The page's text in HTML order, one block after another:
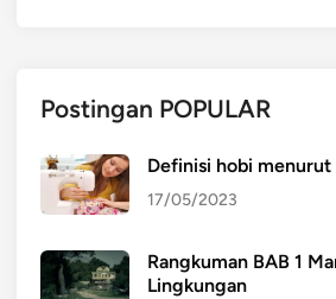
Postingan POPULAR
Definisi hobi menurut
17/05/2023
Rangkuman BAB 1
Lingkungan